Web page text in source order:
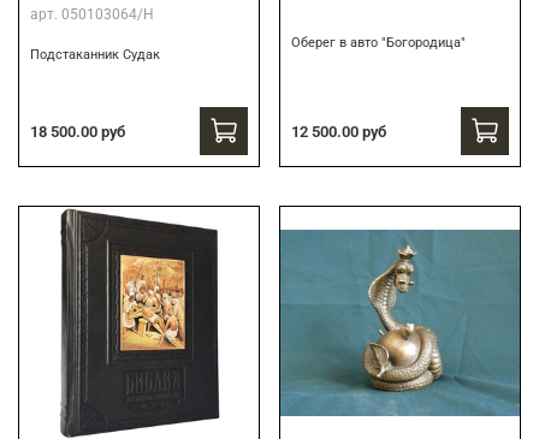
арт. 050103064/Н
Подстаканник Судак
18 500.00 руб
Оберег в авто "Богородица"
12 500.00 руб